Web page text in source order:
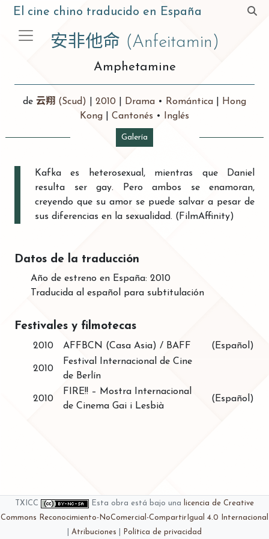
El cine chino traducido en España
安非他命 (Anfeitamin)
Amphetamine
de 云翔 (Scud) 2010 Drama • Romántica
Hong
Kong
Cantonés • Inglés
Galería
Kafka es heterosexual, mientras que Daniel
resulta ser gay. Pero ambos se enamoran,
creyendo que su amor se puede salvar a pesar de
sus diferencias en la sexualidad. (FilmAffinity)
Datos de la traducción
Año de estreno en España: 2010
Traducida al español para subtitulación
Festivales y filmotecas
2010 AFFBCN (Casa Asia) / BAFF (Español)
2010
Festival Internacional de Cine
de Berlín
2010
FIRE!! – Mostra Internacional
de Cinema Gai i Lesbià
(Español)
TXICC Esta obra está bajo una
licencia de Creative
Commons Reconocimiento-NoComercial-CompartirIgual 4.0 Internacional
Atribuciones Política de privacidad